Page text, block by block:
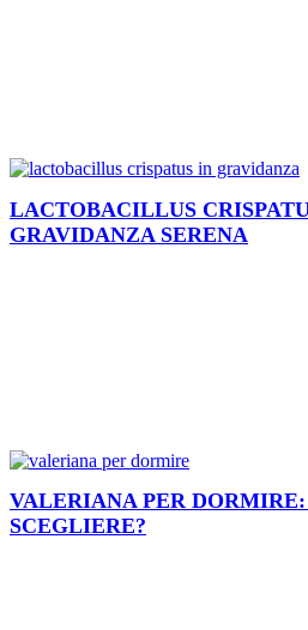
LACTOBACILLUS
GRAVIDANZA SERENA
VALERIANA PER
SCEGLIERE?